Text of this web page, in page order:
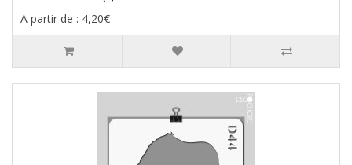
A partir de : 4,20€